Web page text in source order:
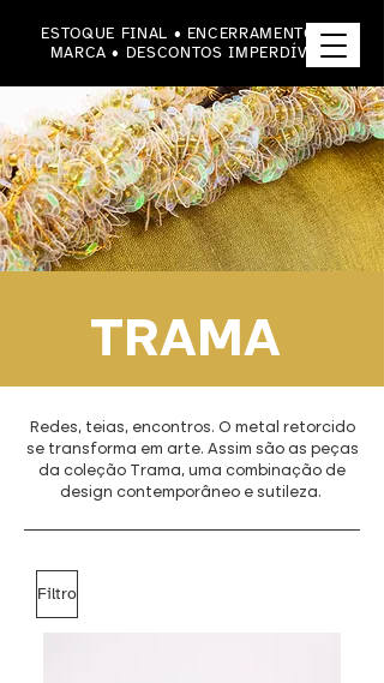
ESTOQUE FINAL • ENCERRAMENTO DA
MARCA • DESCONTOS IMPERDÍVEIS
TRAMA
Redes, teias, encontros. O metal retorcido
se transforma em arte. Assim são as peças
da coleção Trama, uma combinação de
design contemporâneo e sutileza.
Filtro